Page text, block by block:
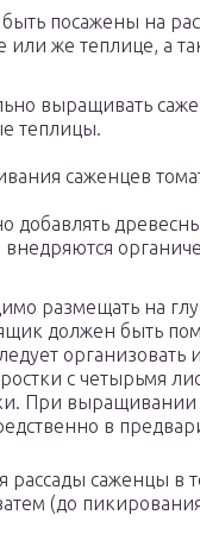
посажены на
или же теплице, а
выращивать
теплицы.
саженцев
добавлять
внедряются
размещать на
ящик должен быть
с четырьмя
При выращивании
в
рассады саженцы в
(до